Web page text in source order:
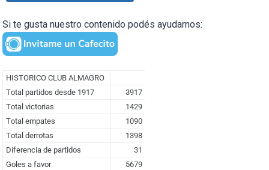
Si te gusta nuestro contenido podés ayudarnos: